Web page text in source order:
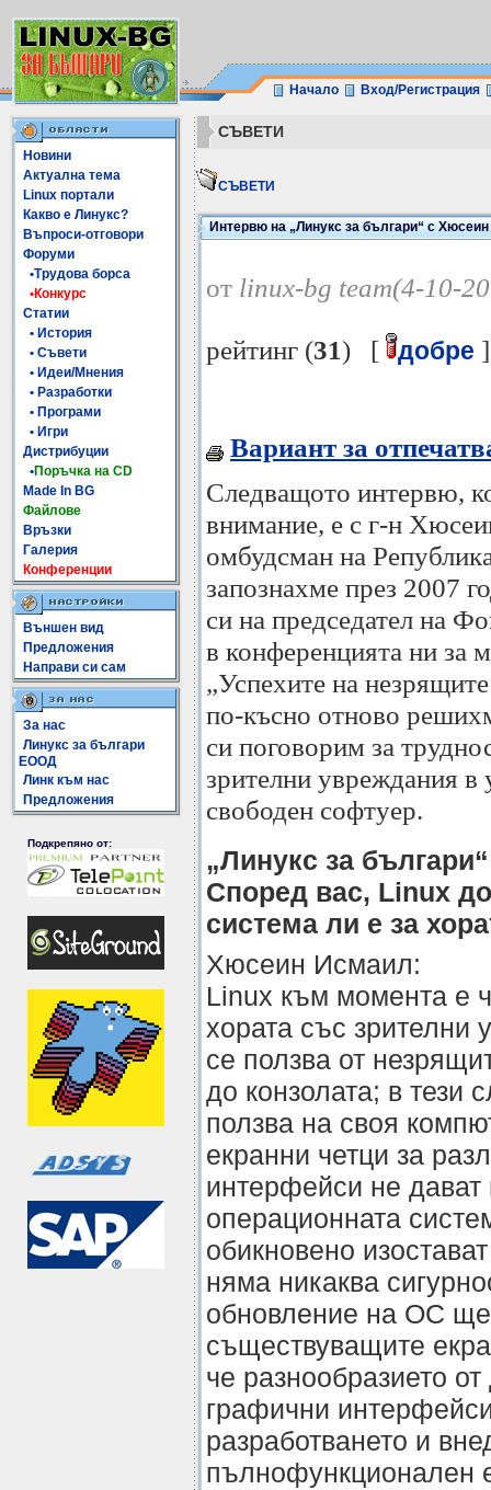
Начало Вход/Регистрация
Новини
Актуална тема
Linux портали
Какво е Линукс?
Въпроси-отговори
Форуми
•Трудова борса
•Конкурс
Статии
• История
• Съвети
• Идеи/Мнения
• Разработки
• Програми
• Игри
Дистрибуции
•Поръчка на CD
Made In BG
Файлове
Връзки
Галерия
Конференции
Външен вид
Предложения
Направи си сам
За нас
Линукс за българи
ЕООД
Линк към нас
Предложения
Подкрепяно от:
СЪВЕТИ
СЪВЕТИ
Интервю на „Линукс за българи“ с
от linux-bg team(4-10-
рейтинг (31) [ добре
Вариант за
Следващото интервю,
внимание, е с г-н
омбудсман на
запознахме през 2007
си на председател на
в конференцията ни за
„Успехите на
по-късно отново
си поговорим за
зрителни увреждания
свободен софтуер.
„Линукс за
Според вас, Linux
система ли е за
Хюсеин Исмаил:
Linux към момента е
хората със
се ползва от
до конзолата; в тези
ползва на своя
екранни четци за
интерфейси не
операционната
обикновено
няма никаква
обновление на ОС
съществуващите
че разнообразието
графични
разработването и
пълнофункционален